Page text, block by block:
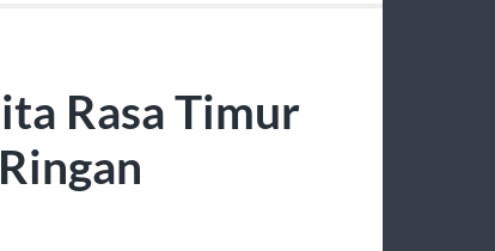
Rasa Timur